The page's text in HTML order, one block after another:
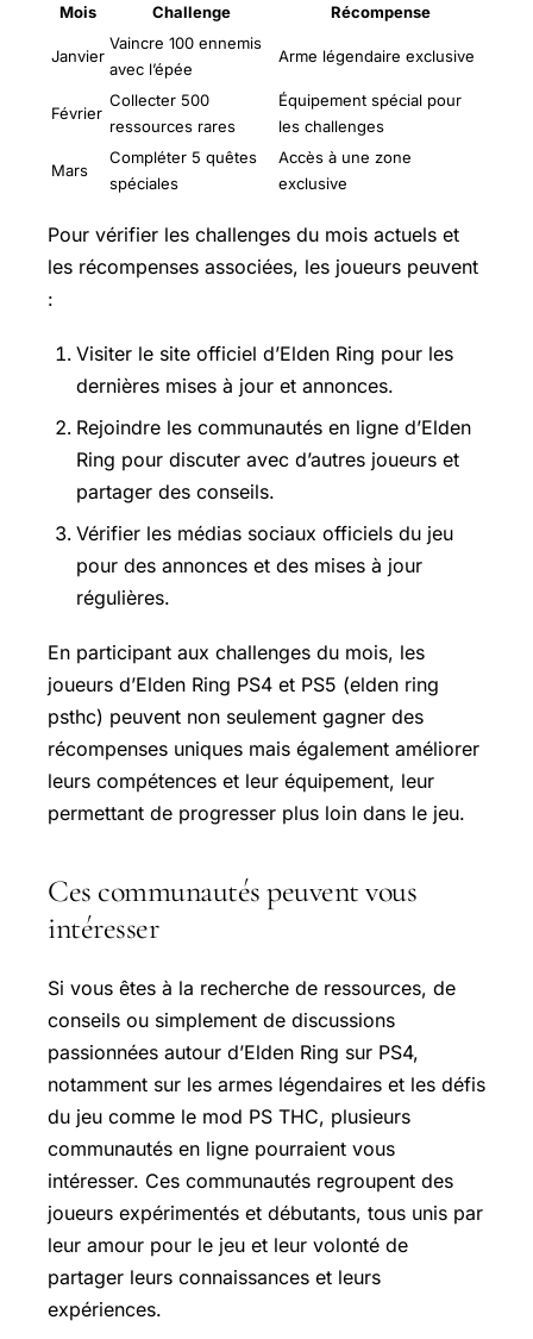
Mois Challenge Récompense
Janvier
Vaincre 100 ennemis
avec l’épée
Arme légendaire exclusive
Février
Collecter 500
ressources rares
Équipement spécial pour
les challenges
Mars
Compléter 5 quêtes
spéciales
Accès à une zone
exclusive
Pour vérifier les challenges du mois actuels et
les récompenses associées, les joueurs peuvent
:
Visiter le site officiel d’Elden Ring pour les
dernières mises à jour et annonces.
Rejoindre les communautés en ligne d’Elden
Ring pour discuter avec d’autres joueurs et
partager des conseils.
Vérifier les médias sociaux officiels du jeu
pour des annonces et des mises à jour
régulières.
En participant aux challenges du mois, les
joueurs d’Elden Ring PS4 et PS5 (elden ring
psthc) peuvent non seulement gagner des
récompenses uniques mais également améliorer
leurs compétences et leur équipement, leur
permettant de progresser plus loin dans le jeu.
Ces communautés peuvent vous
intéresser
Si vous êtes à la recherche de ressources, de
conseils ou simplement de discussions
passionnées autour d’Elden Ring sur PS4,
notamment sur les armes légendaires et les défis
du jeu comme le mod PS THC, plusieurs
communautés en ligne pourraient vous
intéresser. Ces communautés regroupent des
joueurs expérimentés et débutants, tous unis par
leur amour pour le jeu et leur volonté de
partager leurs connaissances et leurs
expériences.